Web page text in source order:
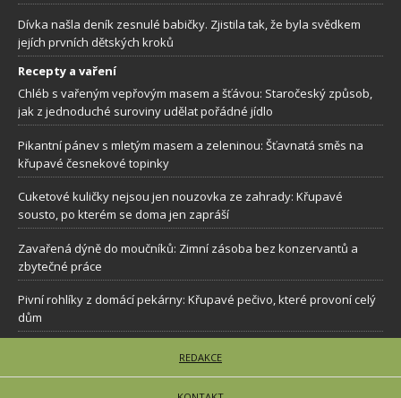
Dívka našla deník zesnulé babičky. Zjistila tak, že byla svědkem
jejích prvních dětských kroků
Recepty a vaření
Chléb s vařeným vepřovým masem a šťávou: Staročeský způsob,
jak z jednoduché suroviny udělat pořádné jídlo
Pikantní pánev s mletým masem a zeleninou: Šťavnatá směs na
křupavé česnekové topinky
Cuketové kuličky nejsou jen nouzovka ze zahrady: Křupavé
sousto, po kterém se doma jen zapráší
Zavařená dýně do moučníků: Zimní zásoba bez konzervantů a
zbytečné práce
Pivní rohlíky z domácí pekárny: Křupavé pečivo, které provoní celý
dům
REDAKCE